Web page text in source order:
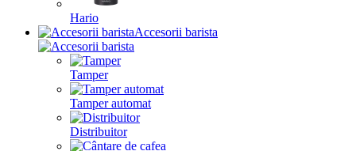
Hario
Accesorii barista
Tamper
Tamper automat
Distribuitor